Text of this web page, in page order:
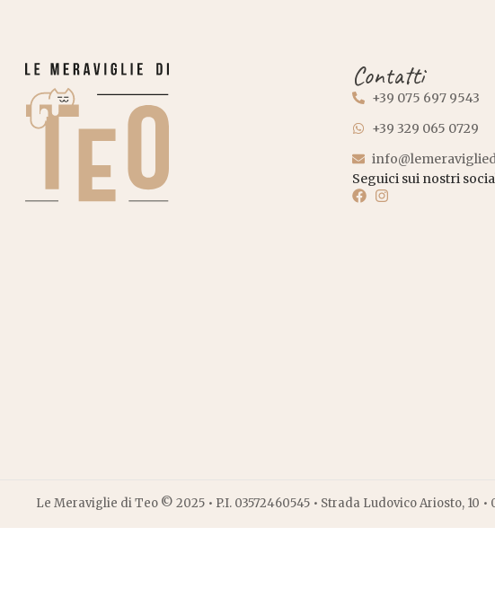
Contatti
+39 075 697 9543
+39 329 065 0729
Seguici sui nostri
Le Meraviglie di Teo © 2025 • P.I. 03572460545 • Strada Ludovico Ariosto, 10 •